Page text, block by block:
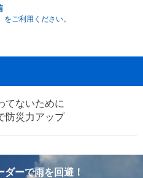
ご利用ください。
てないために
防災力アップ
ダーで雨を回避！